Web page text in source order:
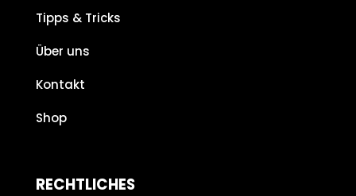
Tipps & Tricks
Über uns
Kontakt
Shop
RECHTLICHES